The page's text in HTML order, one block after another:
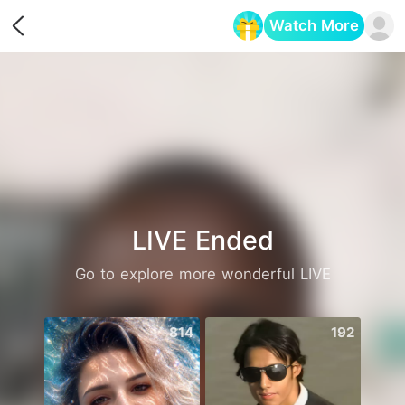
Watch More
LIVE Ended
Go to explore more wonderful LIVE
814 192